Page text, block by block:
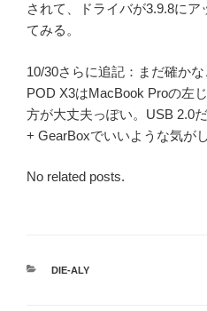
されて、ドライバが3.9.8に
てみる。
10/30さらに追記：まだ確か
POD X3はMacBook Proの左
方が大丈夫っぽい。USB 2.0
+ GearBoxでいいような気が
No related posts.
カ
DIE-ALY